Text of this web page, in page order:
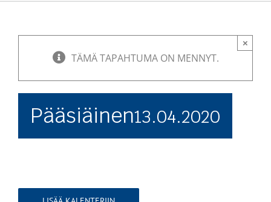
TÄMÄ TAPAHTUMA ON MENNYT.
×
Pääsiäinen13.04.2020